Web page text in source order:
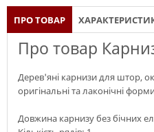
ПРО ТОВАР
Про товар
Дерев'яні карнизи для штор,
оригінальні та лаконічні
Довжина карнизу без бічних